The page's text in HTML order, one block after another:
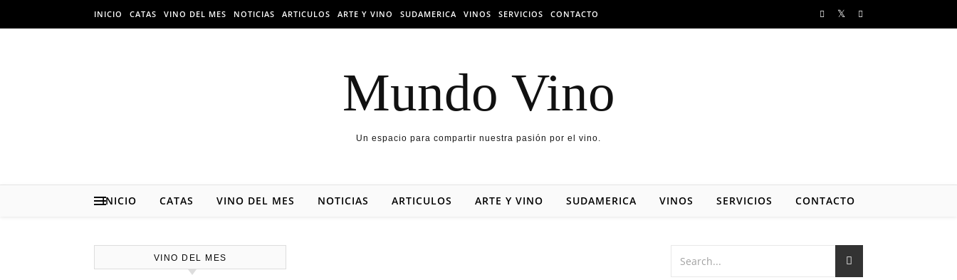
INICIO CATAS VINO DEL MES NOTICIAS ARTICULOS ARTE Y VINO SUDAMERICA VINOS SERVICIOS CONTACTO
Mundo Vino
Un espacio para compartir nuestra pasión por el vino.
INICIO CATAS VINO DEL MES NOTICIAS ARTICULOS ARTE Y VINO SUDAMERICA VINOS SERVICIOS CONTACTO
VINO DEL MES